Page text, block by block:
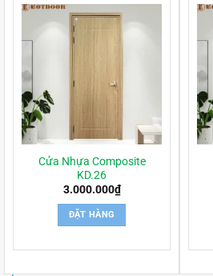
Cửa Nhựa Composite
KD.26
3.000.000₫
ĐẶT HÀNG